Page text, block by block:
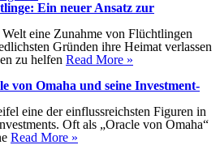
Ein neuer Ansatz zur
eine Zunahme von Flüchtlingen
Gründen ihre Heimat verlassen
zu helfen Read More »
von Omaha und seine Investment-
eine der einflussreichsten Figuren in
Oft als „Oracle von Omaha“
Read More »